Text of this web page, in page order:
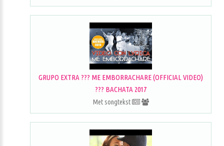
GRUPO EXTRA ??? ME EMBORRACHARE (OFFICIAL VIDEO)
??? BACHATA 2017
Met songtekst